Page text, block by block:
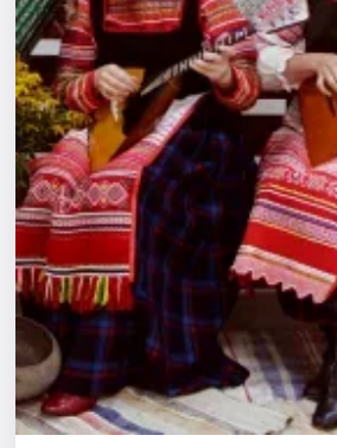
Города
Площадки
Артисты
Рейтинги